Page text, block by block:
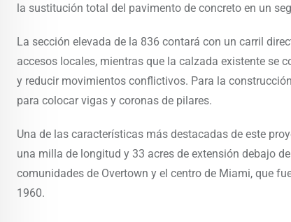
la sustitución total del pavimento de concreto en un
La sección elevada de la 836 contará con un carril
accesos locales, mientras que la calzada existente se
y reducir movimientos conflictivos. Para la
para colocar vigas y coronas de pilares.
Una de las características más destacadas de este
una milla de longitud y 33 acres de extensión debajo
comunidades de Overtown y el centro de Miami, que
1960.